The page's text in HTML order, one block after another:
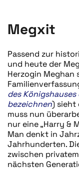
Megxit
Passend zur
und heute der
Herzogin Meghan
des
bezeichnen) sieht
muss nun
nur eine „Harry &
Man denkt in
Jahrhunderten.
zwischen
nächsten